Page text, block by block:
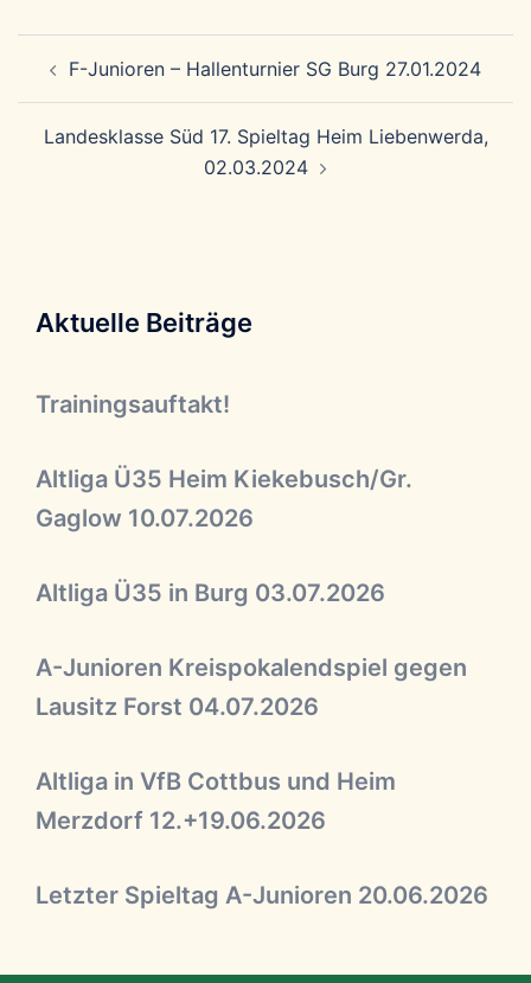
F-Junioren – Hallenturnier SG Burg 27.01.2024
Landesklasse Süd 17. Spieltag Heim Liebenwerda,
02.03.2024
Aktuelle Beiträge
Trainingsauftakt!
Altliga Ü35 Heim Kiekebusch/Gr.
Gaglow 10.07.2026
Altliga Ü35 in Burg 03.07.2026
A-Junioren Kreispokalendspiel gegen
Lausitz Forst 04.07.2026
Altliga in VfB Cottbus und Heim
Merzdorf 12.+19.06.2026
Letzter Spieltag A-Junioren 20.06.2026